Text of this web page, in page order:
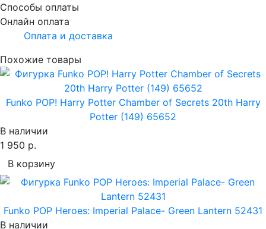
Способы оплаты
Онлайн оплата
Оплата и доставка
Похожие товары
Funko POP! Harry Potter Chamber of Secrets 20th Harry
Potter (149) 65652
В наличии
1 950 р.
В корзину
Funko POP Heroes: Imperial Palace- Green Lantern 52431
В наличии